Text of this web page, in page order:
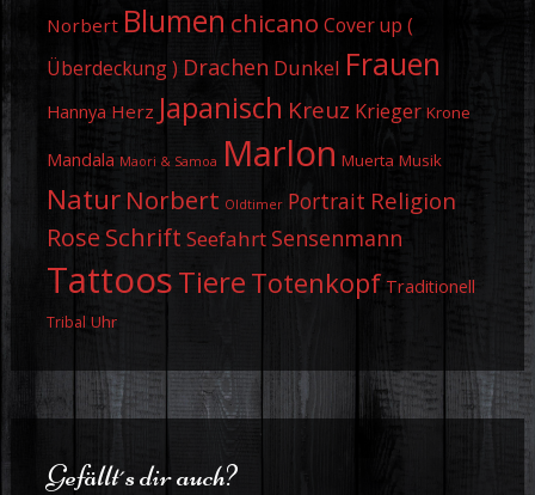
Norbert Blumen chicano Cover up (
Überdeckung ) Drachen Dunkel Frauen
Hannya Herz Japanisch Kreuz Krieger Krone
Mandala Maori & Samoa Marlon Muerta Musik
Natur Norbert Oldtimer Portrait Religion
Rose Schrift Seefahrt Sensenmann
TattoosTiere Totenkopf Traditionell
Tribal Uhr
Gefällt´s dir auch?